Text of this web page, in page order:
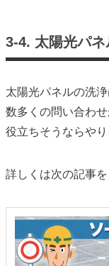
3-4. 太陽光パ
太陽光パネルの洗
数多くの問い合わ
役立ちそうならやり
詳しくは次の記事を